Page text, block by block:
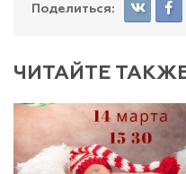
Поделиться:
ЧИТАЙТЕ